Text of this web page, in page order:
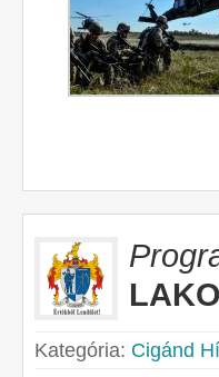
Kategória: Cigánd